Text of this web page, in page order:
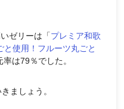
ゼリーは「プレミア和歌
使用！フルーツ丸ごと
率は79％でした。
ましょう。